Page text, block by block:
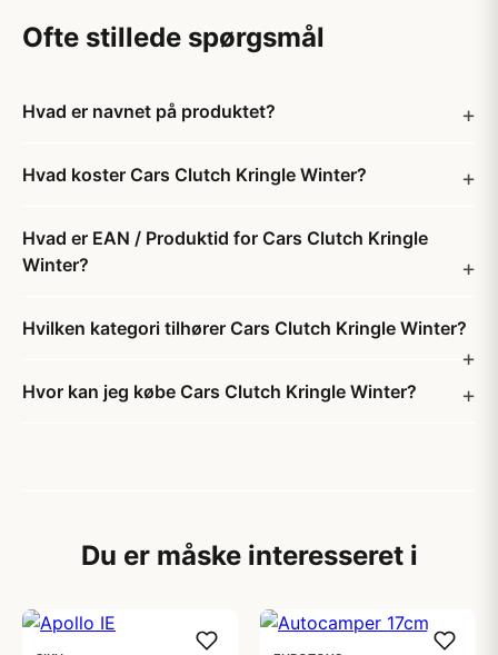
Ofte stillede spørgsmål
Hvad er navnet på produktet?
Hvad koster Cars Clutch Kringle Winter?
Hvad er EAN / Produktid for Cars Clutch Kringle
Winter?
Hvilken kategori tilhører Cars Clutch Kringle Winter?
Hvor kan jeg købe Cars Clutch Kringle Winter?
Du er måske interesseret i